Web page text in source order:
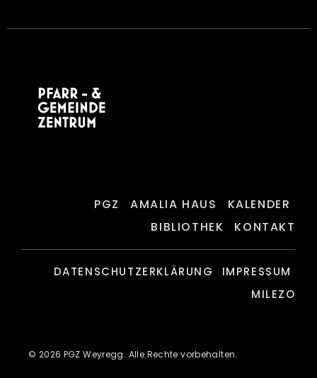
PGZ AMALIA HAUS
KALENDER
BIBLIOTHEK
KONTAKT
DATENSCHUTZERKLÄRUNG
IMPRESSUM
MILEZO
© 2026 PGZ Weyregg. Alle Rechte vorbehalten.